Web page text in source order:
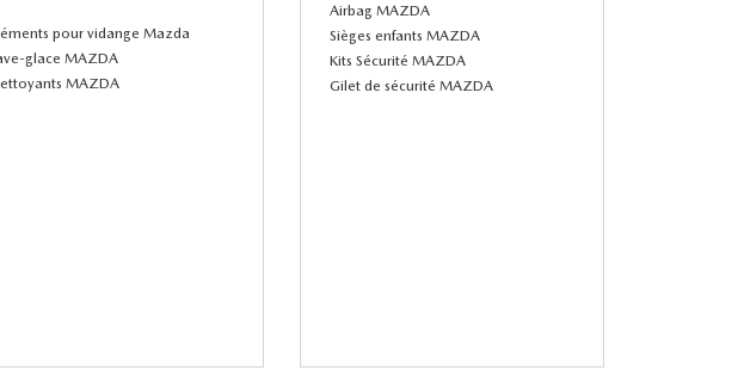
pour vidange Mazda
glace MAZDA
MAZDA
Airbag MAZDA
Sièges enfants MAZDA
Kits Sécurité MAZDA
Gilet de sécurité MAZDA